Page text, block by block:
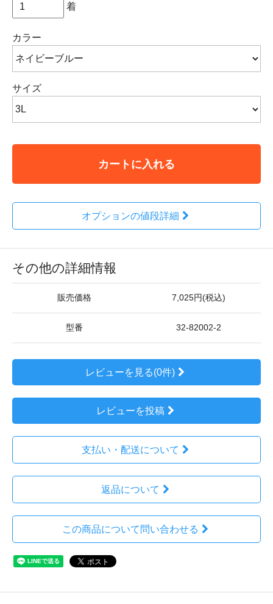
着
カラー
サイズ
カートに入れる
オプションの値段詳細
その他の詳細情報
販売価格 7,025円(税込)
型番 32-82002-2
レビューを見る(0件)
レビューを投稿
支払い・配送について
返品について
この商品について問い合わせる